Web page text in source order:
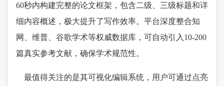
60秒内构建完整的论文框架，包含二级、三级标题和详
细内容概述，极大提升了写作效率。平台深度整合知
网、维普、谷歌学术等权威数据库，可自动引入10-200
篇真实参考文献，确保学术规范性。
最值得关注的是其可视化编辑系统，用户可通过点亮